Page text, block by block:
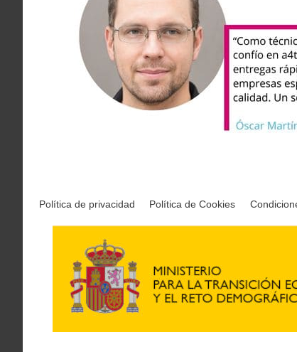
Política de privacidad Política de Cookies